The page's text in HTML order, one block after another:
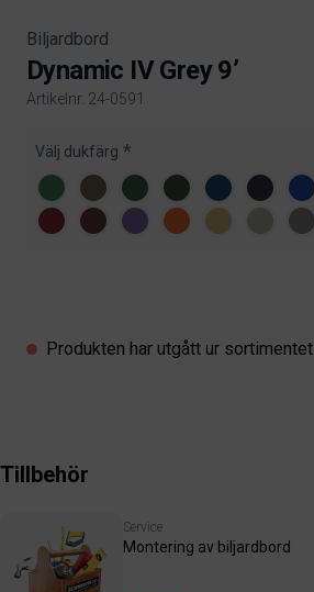
Biljardbord
Dynamic IV Grey 9’
Artikelnr. 24-0591
Product information
Välj dukfärg
Produkten har utgått ur sortimentet
Tillbehör
Service
Montering av biljardbord